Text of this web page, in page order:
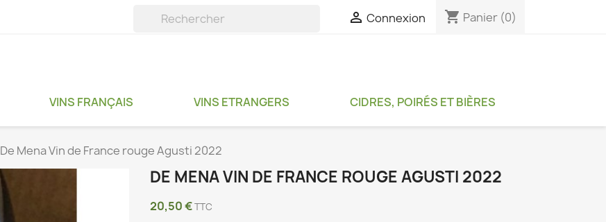
 Connexion shopping_cart Panier (0)
VINS FRANÇAIS VINS ETRANGERS CIDRES, POIRÉS ET BIÈRES
De Mena Vin de France rouge Agusti 2022
DE MENA VIN DE FRANCE ROUGE AGUSTI 2022
20,50 €TTC